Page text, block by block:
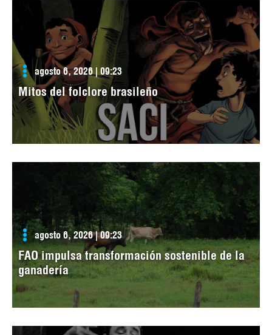
agosto 6, 2026 | 09:23
Mitos del folclore brasileño
agosto 6, 2026 | 09:23
FAO impulsa transformación sostenible de la
ganadería